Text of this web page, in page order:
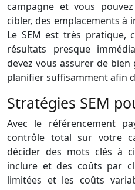
campagne et vous
cibler, des emplacements à
Le SEM est très pratique,
résultats presque
devez vous assurer de
planifier suffisamment afin
Stratégies SEM
Avec le référencement
contrôle total sur votre
décider des mots clés à
inclure et des coûts par
limitées et les coûts